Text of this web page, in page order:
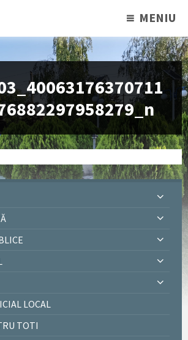
MENIU
LOCAL
TOTI